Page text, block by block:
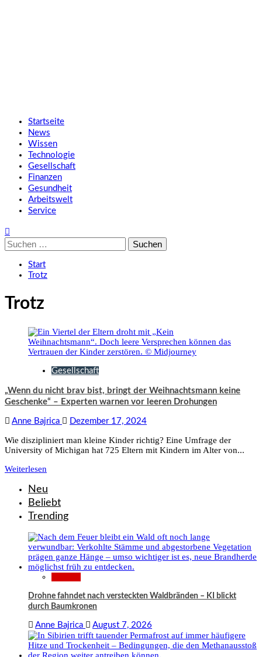
Startseite
News
Wissen
Technologie
Gesellschaft
Finanzen
Gesundheit
Arbeitswelt
Service
Suche
nach:
Start
Trotz
Trotz
Gesellschaft
„Wenn du nicht brav bist, bringt der Weihnachtsmann keine
Geschenke“ – Experten warnen vor leeren Drohungen
Anne Bajrica Dezember 17, 2024
Wie diszipliniert man kleine Kinder richtig? Eine Umfrage der
University of Michigan hat 725 Eltern mit Kindern im Alter von...
Weiterlesen
Neu
Beliebt
Trending
Drohne fahndet nach versteckten Waldbränden – KI blickt
durch Baumkronen
Anne Bajrica August 7, 2026